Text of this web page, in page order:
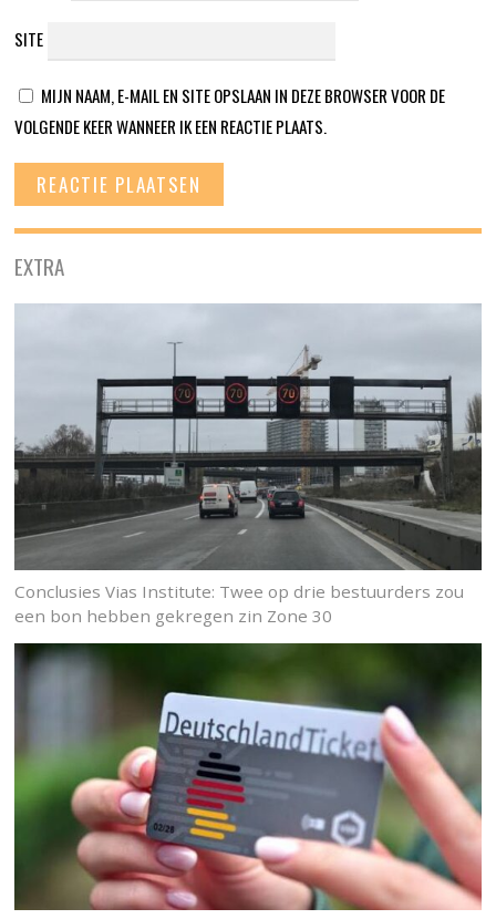
SITE
MIJN NAAM, E-MAIL EN SITE OPSLAAN IN DEZE BROWSER VOOR DE
VOLGENDE KEER WANNEER IK EEN REACTIE PLAATS.
EXTRA
Conclusies Vias Institute: Twee op drie bestuurders zou
een bon hebben gekregen zin Zone 30